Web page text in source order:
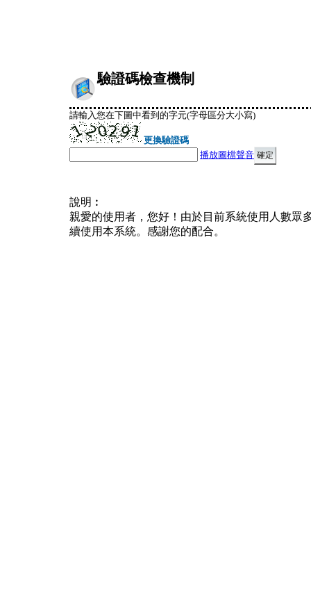
驗證碼檢查機制
請輸入您在下圖中看到的字元(字母區分大小寫)
更換驗證碼
播放圖檔聲音
說明︰
親愛的使用者，您好！由於目前系統使用人數眾
續使用本系統。感謝您的配合。